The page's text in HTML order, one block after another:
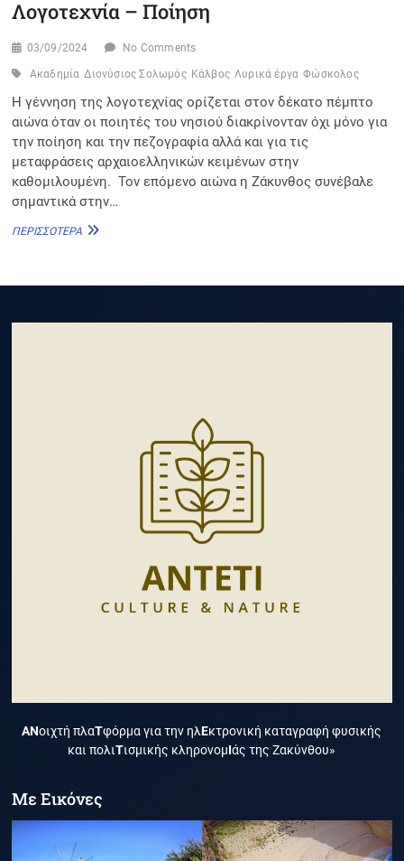
Λογοτεχνία – Ποίηση
03/09/2024 No Comments
Ακαδημία Διονύσιος Σολωμός Κάλβος Λυρικά έργα Φώσκολος
Η γέννηση της λογοτεχνίας ορίζεται στον δέκατο πέμπτο
αιώνα όταν οι ποιητές του νησιού διακρίνονταν όχι μόνο για
την ποίηση και την πεζογραφία αλλά και για τις
μεταφράσεις αρχαιοελληνικών κειμένων στην
καθομιλουμένη. Τον επόμενο αιώνα η Ζάκυνθος συνέβαλε
σημαντικά στην…
ΠΕΡΙΣΣΌΤΕΡΑ ΛΟΓΟΤΕΧΝΊΑ
ΑΝοιχτή πλαΤφόρμα για την ηλΕκτρονική καταγραφή φυσικής
και πολιΤισμικής κληρονομΙάς της Ζακύνθου»
Με Εικόνες